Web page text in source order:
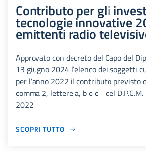
Contributo per gli
tecnologie innovative
emittenti radio
Approvato con decreto del Capo del
13 giugno 2024 l’elenco dei soggetti
per l’anno 2022 il contributo previsto
comma 2, lettere a, b e c - del
2022
SCOPRI TUTTO